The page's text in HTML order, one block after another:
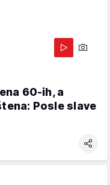
60-ih, a
Posle slave